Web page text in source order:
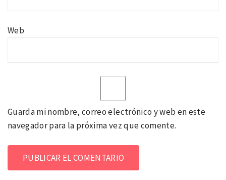
Web
Guarda mi nombre, correo electrónico y web en este
navegador para la próxima vez que comente.